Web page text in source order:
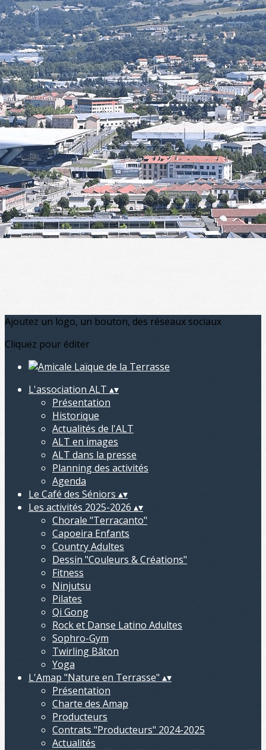
Menu
<
>
Présentation
Historique
Actualités de l'ALT
ALT en images
ALT dans la presse
Planning des activités
Agenda
?>
Images de la page d'accueil
Cliquez pour éditer
Ajoutez un logo, un bouton, des réseaux sociaux
Cliquez pour éditer
L'association ALT ▴▾
Présentation
Historique
Actualités de l'ALT
ALT en images
ALT dans la presse
Planning des activités
Agenda
Le Café des Séniors ▴▾
Les activités 2025-2026 ▴▾
Chorale "Terracanto"
Capoeira Enfants
Country Adultes
Dessin "Couleurs & Créations"
Fitness
Ninjutsu
Pilates
Qi Gong
Rock et Danse Latino Adultes
Sophro-Gym
Twirling Bâton
Yoga
L'Amap "Nature en Terrasse" ▴▾
Présentation
Charte des Amap
Producteurs
Contrats "Producteurs" 2024-2025
Actualités